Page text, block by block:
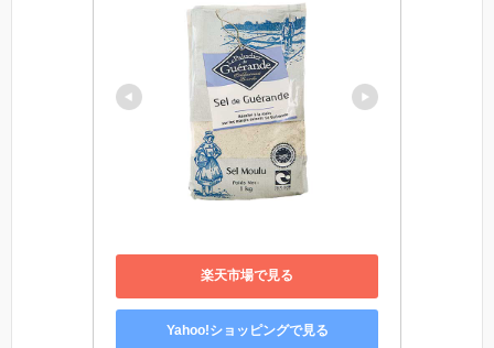
楽天市場で見る
Yahoo!ショッピングで見る